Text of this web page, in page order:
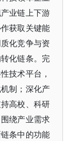
业链上下游
获取关键能
化竞争与资
化链条。完
技术平台，
制；深化产
高校、科研
绕产业需求
条中的功能